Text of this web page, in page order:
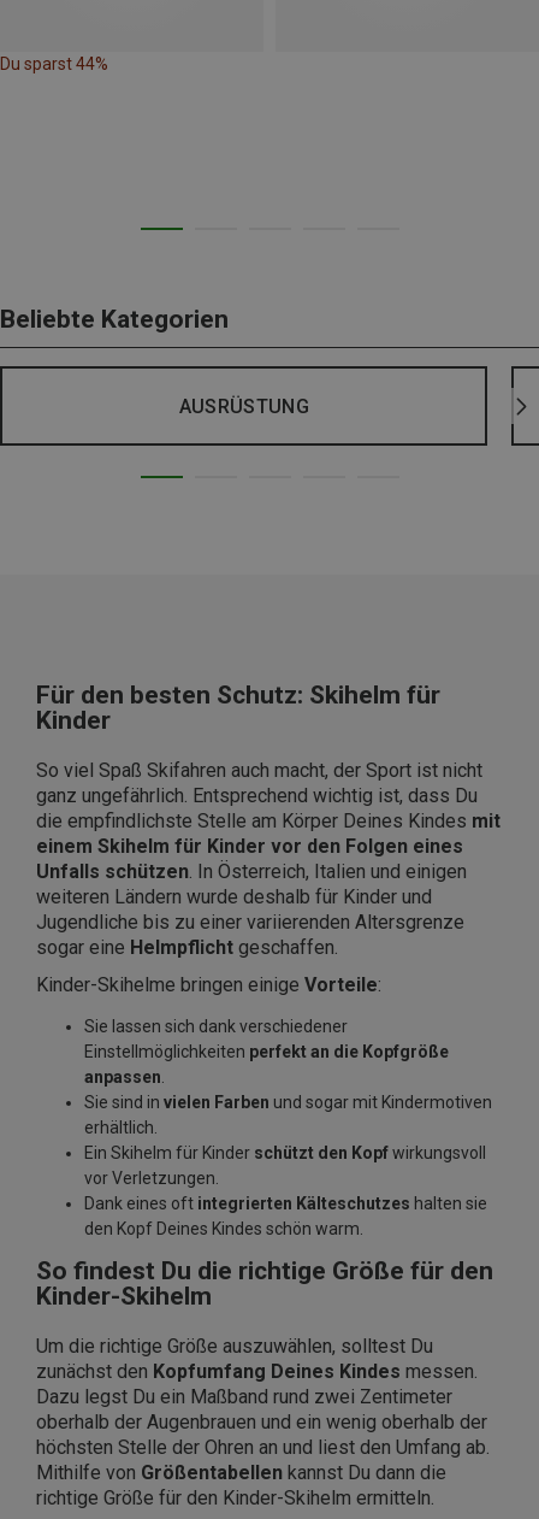
Du sparst 44%
Beliebte Kategorien
AUSRÜSTUNG
Für den besten Schutz: Skihelm für
Kinder
So viel Spaß Skifahren auch macht, der Sport ist nicht
ganz ungefährlich. Entsprechend wichtig ist, dass Du
die empfindlichste Stelle am Körper Deines Kindes mit
einem Skihelm für Kinder vor den Folgen eines
Unfalls schützen. In Österreich, Italien und einigen
weiteren Ländern wurde deshalb für Kinder und
Jugendliche bis zu einer variierenden Altersgrenze
sogar eine Helmpflicht geschaffen.
Kinder-Skihelme bringen einige Vorteile:
Sie lassen sich dank verschiedener
Einstellmöglichkeiten perfekt an die Kopfgröße
anpassen
Sie sind in vielen Farben und sogar mit Kindermotiven
erhältlich.
Ein Skihelm für Kinder schützt den Kopfwirkungsvoll
vor Verletzungen.
Dank eines oft integrierten Kälteschutzes halten sie
den Kopf Deines Kindes schön warm.
So findest Du die richtige Größe für den
Kinder-Skihelm
Um die richtige Größe auszuwählen, solltest Du
zunächst den Kopfumfang Deines Kindes messen.
Dazu legst Du ein Maßband rund zwei Zentimeter
oberhalb der Augenbrauen und ein wenig oberhalb der
höchsten Stelle der Ohren an und liest den Umfang ab.
Mithilfe von Größentabellen kannst Du dann die
richtige Größe für den Kinder-Skihelm ermitteln.